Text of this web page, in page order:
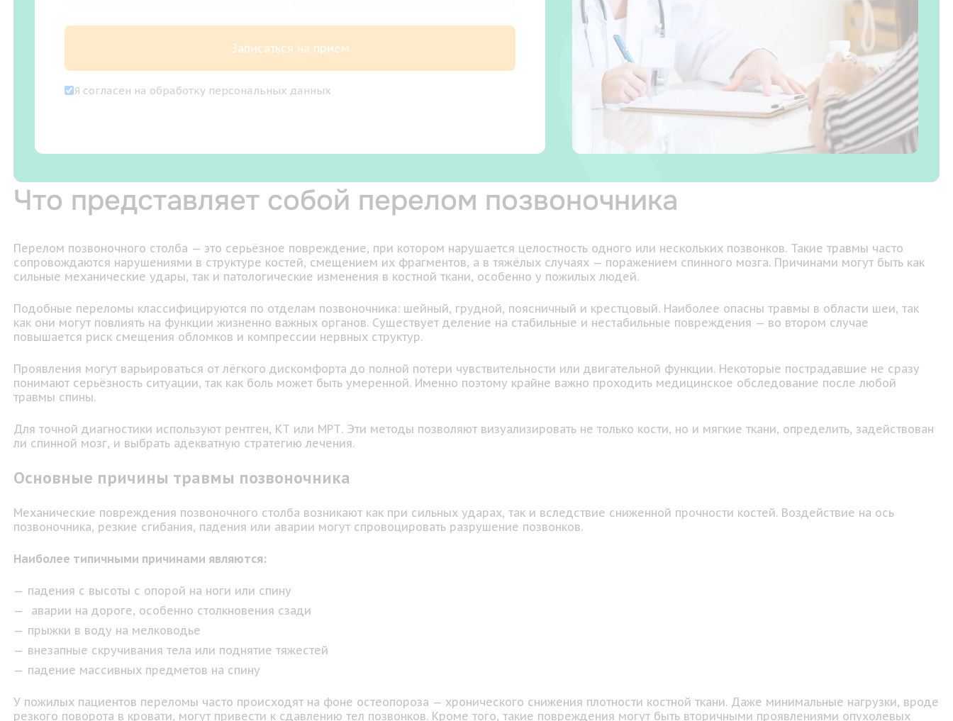
Записаться на прием
Я согласен на обработку персональных данных
Что представляет собой перелом позвоночника
Перелом позвоночного столба — это серьёзное повреждение, при котором нарушается целостность одного или нескольких позвонков. Такие травмы часто
сопровождаются нарушениями в структуре костей, смещением их фрагментов, а в тяжёлых случаях — поражением спинного мозга. Причинами могут быть как
сильные механические удары, так и патологические изменения в костной ткани, особенно у пожилых людей.
Подобные переломы классифицируются по отделам позвоночника: шейный, грудной, поясничный и крестцовый. Наиболее опасны травмы в области шеи, так
как они могут повлиять на функции жизненно важных органов. Существует деление на стабильные и нестабильные повреждения — во втором случае
повышается риск смещения обломков и компрессии нервных структур.
Проявления могут варьироваться от лёгкого дискомфорта до полной потери чувствительности или двигательной функции. Некоторые пострадавшие не сразу
понимают серьёзность ситуации, так как боль может быть умеренной. Именно поэтому крайне важно проходить медицинское обследование после любой
травмы спины.
Для точной диагностики используют рентген, КТ или МРТ. Эти методы позволяют визуализировать не только кости, но и мягкие ткани, определить, задействован
ли спинной мозг, и выбрать адекватную стратегию лечения.
Основные причины травмы позвоночника
Механические повреждения позвоночного столба возникают как при сильных ударах, так и вследствие сниженной прочности костей. Воздействие на ось
позвоночника, резкие сгибания, падения или аварии могут спровоцировать разрушение позвонков.
Наиболее типичными причинами являются:
падения с высоты с опорой на ноги или спину
аварии на дороге, особенно столкновения сзади
прыжки в воду на мелководье
внезапные скручивания тела или поднятие тяжестей
падение массивных предметов на спину
У пожилых пациентов переломы часто происходят на фоне остеопороза — хронического снижения плотности костной ткани. Даже минимальные нагрузки, вроде
резкого поворота в кровати, могут привести к сдавлению тел позвонков. Кроме того, такие повреждения могут быть вторичными проявлениями опухолевых